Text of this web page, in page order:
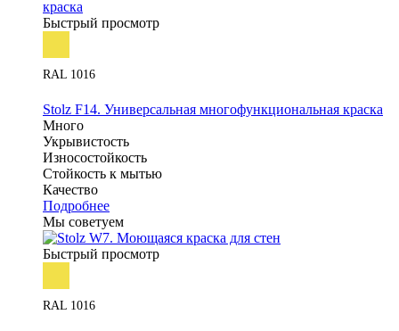
Быстрый просмотр
RAL 1016
Stolz F14. Универсальная многофункциональная краска
Много
Укрывистость
Износостойкость
Стойкость к мытью
Качество
Подробнее
Мы советуем
Быстрый просмотр
RAL 1016